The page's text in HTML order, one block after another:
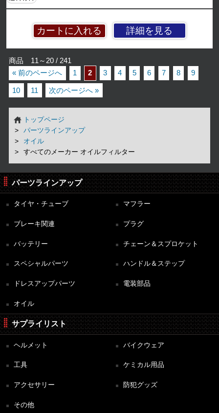
詳細を見る
商品 11～20 / 241
« 前のページへ
1 2 3 4 5 6 7 8 9
10 11 次のページへ »
トップページ
パーツラインアップ
オイル
すべてのメーカー オイルフィルター
パーツラインアップ
タイヤ・チューブ マフラー
ブレーキ関連 プラグ
バッテリー チェーン＆スプロケット
スペシャルパーツ ハンドル＆ステップ
ドレスアップパーツ 電装部品
オイル
サプライリスト
ヘルメット バイクウェア
工具 ケミカル用品
アクセサリー 防犯グッズ
その他